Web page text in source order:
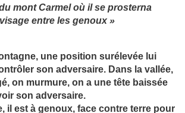
mont Carmel où il se prosterna
entre les genoux »
une position surélevée lui
son adversaire. Dans la vallée,
on murmure, on a une tête baissée
son adversaire.
il est à genoux, face contre terre pour